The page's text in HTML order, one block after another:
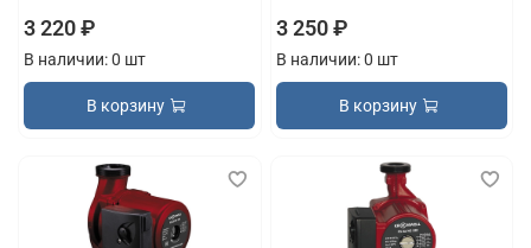
3 220 ₽
В наличии: 0 шт
В корзину
3 250 ₽
В наличии: 0 шт
В корзину